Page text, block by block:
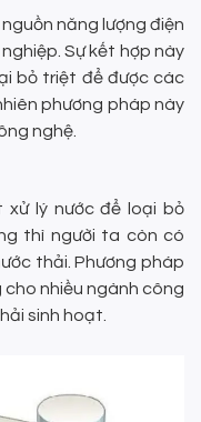
năng lượng điện
Sự kết hợp này
bỏ triệt để được các
phương pháp này
nghệ.
xử lý nước để loại bỏ
thì người ta còn có
thải. Phương pháp
cho nhiều ngành công
sinh hoạt.